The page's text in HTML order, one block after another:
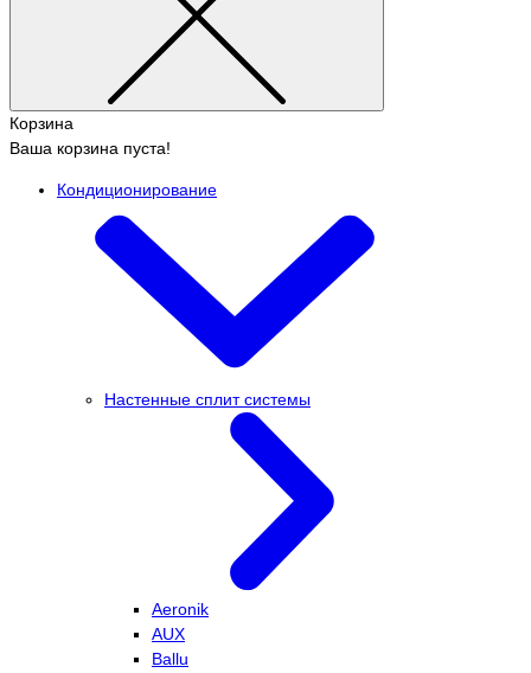
Корзина
Ваша корзина пуста!
Кондиционирование
Настенные сплит системы
Aeronik
AUX
Ballu